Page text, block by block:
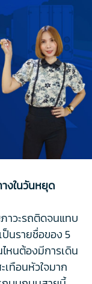
งในวันหยุด
าวะรถติดจนแทบ
ป็นรายชื่อของ 5
หนต้องมีการเดิน
ทือนหัวใจมาก